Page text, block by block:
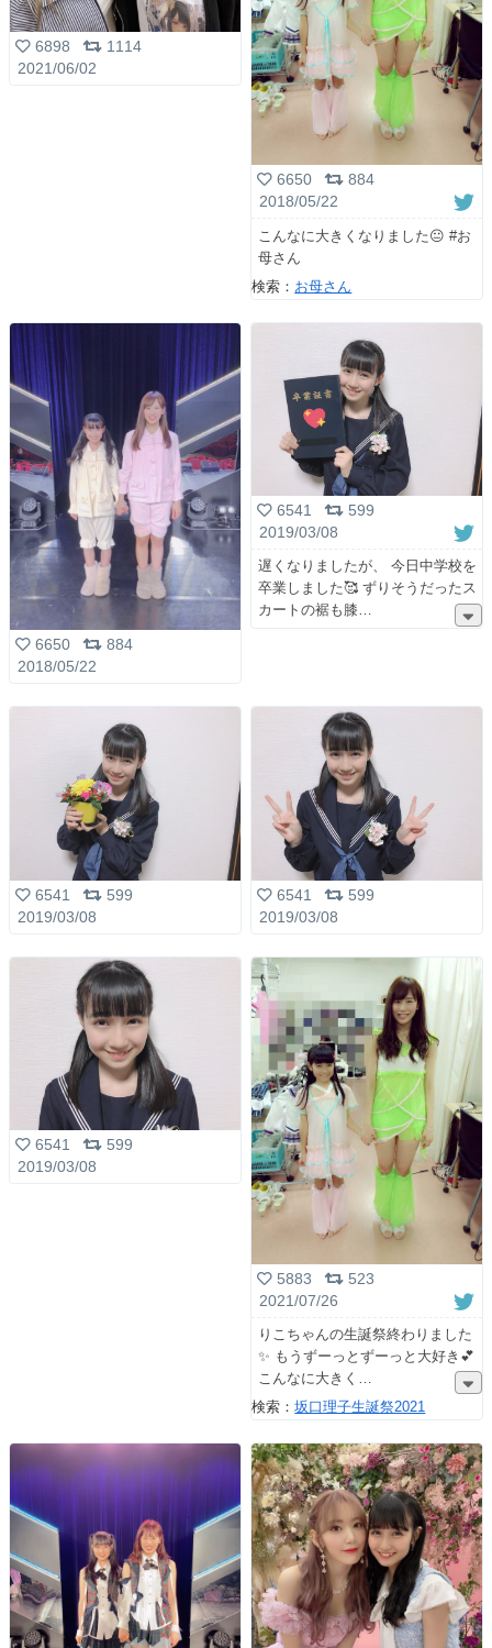
6898
1114
2021/06/02
6650
884
2018/05/22
こんなに大きくなりました😐 #お
母さん
検索： お母さん
6650
884
2018/05/22
6541
599
2019/03/08
遅くなりましたが、 今日中学校を
卒業しました🥰 ずりそうだったス
カートの裾も膝
6541
599
2019/03/08
6541
599
2019/03/08
6541
599
2019/03/08
5883
523
2021/07/26
りこちゃんの生誕祭終わりました
✨ もうずーっとずーっと大好き💕
こんなに大きく
検索：坂口理子生誕祭2021